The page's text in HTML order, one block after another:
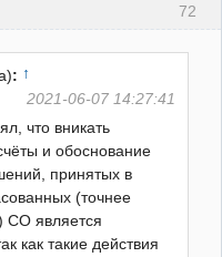
72
: ↑
2021-06-07 14:27:41
что вникать
и обоснование
принятых в
(точнее
СО является
как такие действия